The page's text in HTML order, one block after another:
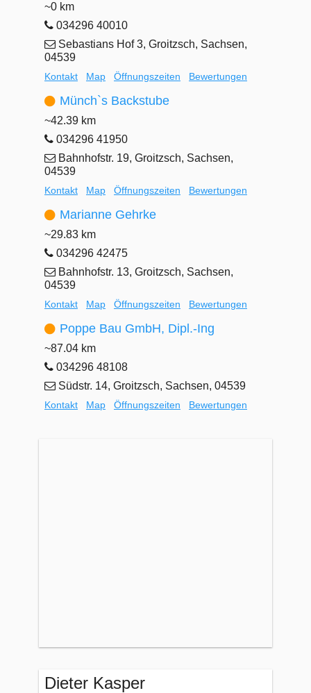
~0 km
034296 40010
Sebastians Hof 3, Groitzsch, Sachsen,
04539
Kontakt Map Öffnungszeiten Bewertungen
Münch`s Backstube
~42.39 km
034296 41950
Bahnhofstr. 19, Groitzsch, Sachsen,
04539
Kontakt Map Öffnungszeiten Bewertungen
Marianne Gehrke
~29.83 km
034296 42475
Bahnhofstr. 13, Groitzsch, Sachsen,
04539
Kontakt Map Öffnungszeiten Bewertungen
Poppe Bau GmbH, Dipl.-Ing
~87.04 km
034296 48108
Südstr. 14, Groitzsch, Sachsen, 04539
Kontakt Map Öffnungszeiten Bewertungen
Dieter Kasper